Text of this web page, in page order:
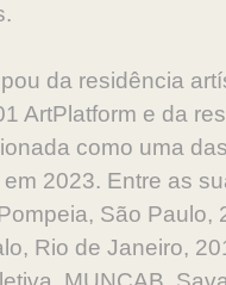
da residência
ArtPlatform e da
como uma
2023. Entre as
São
Rio de Janeiro,